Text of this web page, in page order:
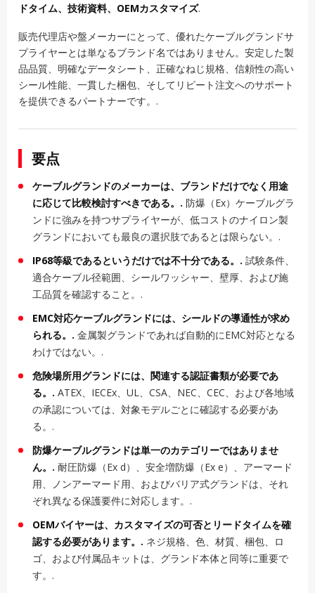
ドタイム、技術資料、OEMカスタマイズ.
販売代理店や盤メーカーにとって、優れたケーブルグランドサ
プライヤーとは単なるブランド名ではありません。安定した製
品品質、明確なデータシート、正確なねじ規格、信頼性の高い
シール性能、一貫した梱包、そしてリピート注文へのサポート
を提供できるパートナーです。.
要点
ケーブルグランドのメーカーは、ブランドだけでなく用途
に応じて比較検討すべきである。. 防爆（Ex）ケーブルグラ
ンドに強みを持つサプライヤーが、低コストのナイロン製
グランドにおいても最良の選択肢であるとは限らない。.
IP68等級であるというだけでは不十分である。. 試験条件、
適合ケーブル径範囲、シールワッシャー、壁厚、および施
工品質を確認すること。.
EMC対応ケーブルグランドには、シールドの導通性が求め
られる。. 金属製グランドであれば自動的にEMC対応となる
わけではない。.
危険場所用グランドには、関連する認証書類が必要であ
る。. ATEX、IECEx、UL、CSA、NEC、CEC、および各地域
の承認については、対象モデルごとに確認する必要があ
る。.
防爆ケーブルグランドは単一のカテゴリーではありませ
ん。. 耐圧防爆（Ex d）、安全増防爆（Ex e）、アーマード
用、ノンアーマード用、およびバリア式グランドは、それ
ぞれ異なる保護要件に対応します。.
OEMバイヤーは、カスタマイズの可否とリードタイムを確
認する必要があります。. ネジ規格、色、材質、梱包、ロ
ゴ、および付属品キットは、グランド本体と同等に重要で
す。.